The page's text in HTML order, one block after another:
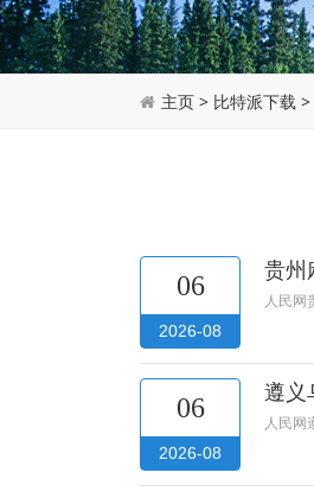
主页 > 比特派下载 >
06
2026-08
贵州
人民网
06
2026-08
遵义
人民网